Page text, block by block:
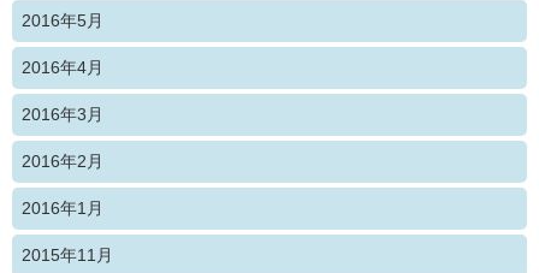
2016年5月
2016年4月
2016年3月
2016年2月
2016年1月
2015年11月